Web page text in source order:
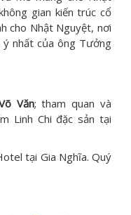
gian kiến trúc cổ
cho Nhật Nguyệt, nơi
nhất của ông Tưởng
Văn; tham quan và
Linh Chi đặc sản tại
tại Gia Nghĩa. Quý